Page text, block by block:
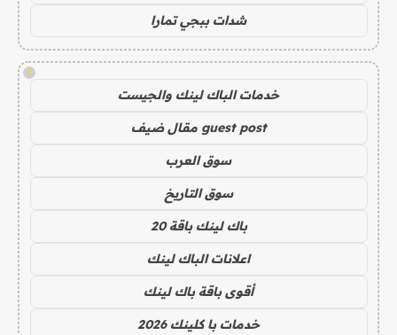
شدات ببجي تمارا
!
خدمات الباك لينك والجيست
guest post مقال ضيف
سوق العرب
سوق التاريخ
باك لينك باقة 20
اعلانات الباك لينك
أقوى باقة باك لينك
خدمات با كلينك 2026